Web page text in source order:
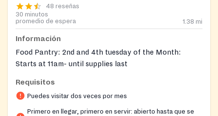
48 reseñas
30 minutos
promedio de espera
1.38 mi
Información
Food Pantry: 2nd and 4th tuesday of the Month:
Starts at 11am- until supplies last
Requisitos
Puedes visitar dos veces por mes
Primero en llegar, primero en servir: abierto hasta que se